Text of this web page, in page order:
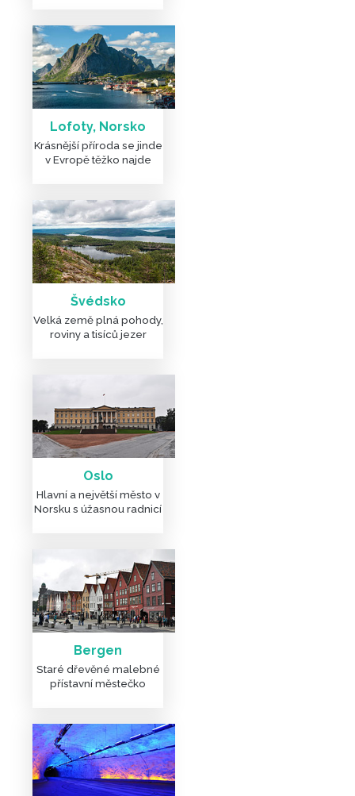
DALŠÍ ČLÁNKY A FOTKY
Lofoty, Norsko
Krásnější příroda se jinde
v Evropě těžko najde
Švédsko
Velká země plná pohody,
roviny a tisíců jezer
Oslo
Hlavní a největší město v
Norsku s úžasnou radnicí
Bergen
Staré dřevěné malebné
přístavní městečko